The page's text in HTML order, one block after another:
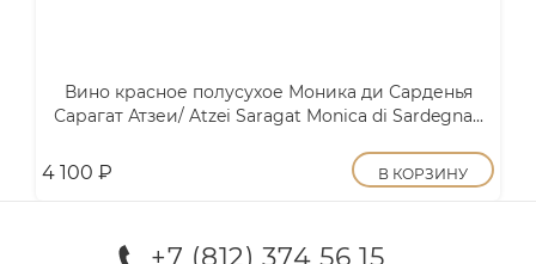
Вино красное полусухое Моника ди Сарденья
Сарагат Атзеи/ Atzei Saragat Monica di Sardegna...
4 100 ₽ В КОРЗИНУ
+7 (812) 374 56 15